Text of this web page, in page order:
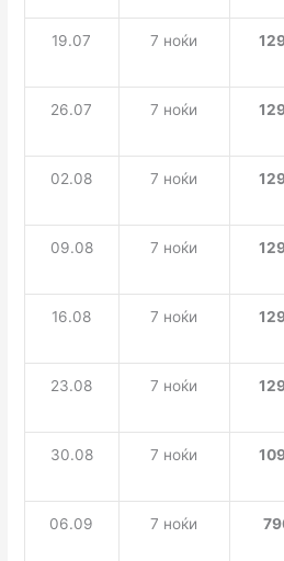
19.07 7 ноќи
26.07 7 ноќи
02.08 7 ноќи
09.08 7 ноќи
16.08 7 ноќи
23.08 7 ноќи
30.08 7 ноќи
06.09 7 ноќи